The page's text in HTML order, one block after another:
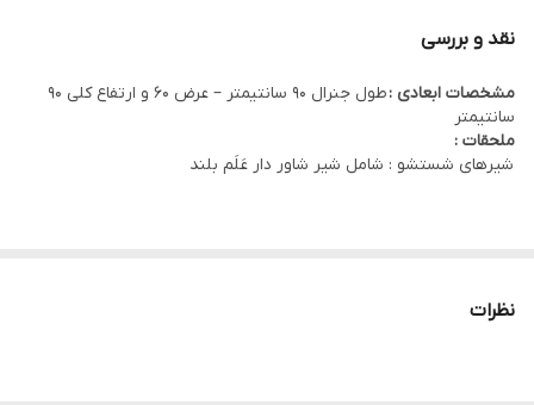
نقد و بررسی
مشخصات ابعادی :
طول جنرال 90 سانتیمتر – عرض 60 و ارتفاع کلی 90
سانتیمتر
ملحقات :
شیرهای شستشو : شامل شیر شاور دار عَلَم بلند
نظرات